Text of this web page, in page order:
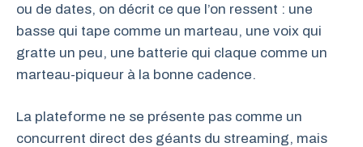
ou de dates, on décrit ce que l’on ressent : une
basse qui tape comme un marteau, une voix qui
gratte un peu, une batterie qui claque comme un
marteau-piqueur à la bonne cadence.
La plateforme ne se présente pas comme un
concurrent direct des géants du streaming, mais